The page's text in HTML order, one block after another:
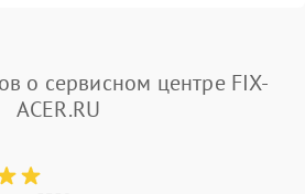
о сервисном центре FIX-
ACER.RU